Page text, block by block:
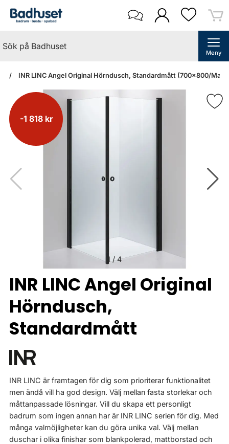
Meny
INR LINC Angel Original Hörndusch, Standardmått (700x800/
-1 818 kr
1/4
INR LINC Angel Original
Hörndusch,
Standardmått
INR LINC är framtagen för dig som prioriterar funktionalitet
men ändå vill ha god design. Välj mellan fasta storlekar och
måttanpassade lösningar. Vill du skapa ett personligt
badrum som ingen annan har är INR LINC serien för dig. Med
många valmöjligheter kan du göra unika val. Välj mellan
duschar i olika finishar som blankpolerad, mattborstad och